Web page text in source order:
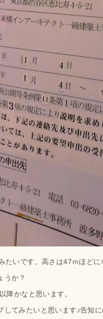
たいです。高さは47ｍほど
うか？
降かなと思います。
してみたいと思います♪告知